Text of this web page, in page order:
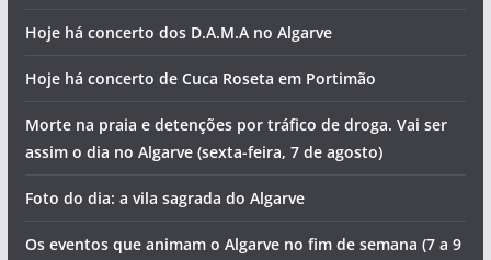
Hoje há concerto dos D.A.M.A no Algarve
Hoje há concerto de Cuca Roseta em Portimão
Morte na praia e detenções por tráfico de droga. Vai ser
assim o dia no Algarve (sexta-feira, 7 de agosto)
Foto do dia: a vila sagrada do Algarve
Os eventos que animam o Algarve no fim de semana (7 a 9